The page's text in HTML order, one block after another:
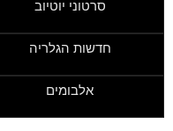
סרטוני יוטיוב
חדשות הגלריה
אלבומים